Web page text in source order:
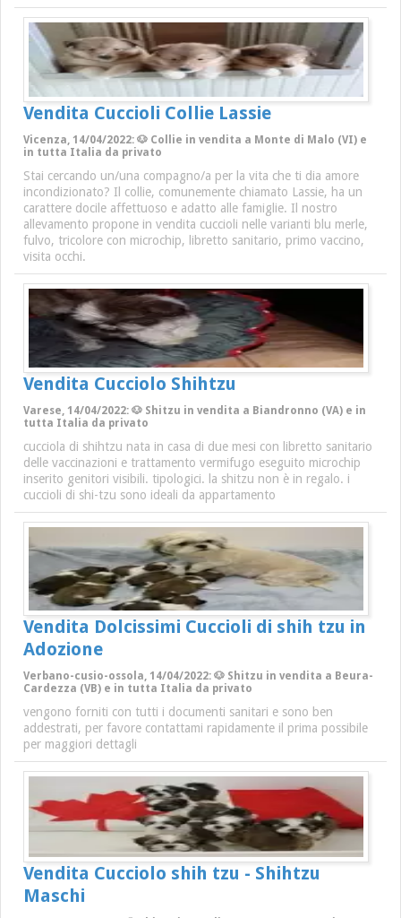
Vendita Cuccioli Collie Lassie
Vicenza, 14/04/2022: 🐶 Collie in vendita a Monte di Malo (VI) e
in tutta Italia da privato
Stai cercando un/una compagno/a per la vita che ti dia amore
incondizionato? Il collie, comunemente chiamato Lassie, ha un
carattere docile affettuoso e adatto alle famiglie. Il nostro
allevamento propone in vendita cuccioli nelle varianti blu merle,
fulvo, tricolore con microchip, libretto sanitario, primo vaccino,
visita occhi.
Vendita Cucciolo Shihtzu
Varese, 14/04/2022: 🐶 Shitzu in vendita a Biandronno (VA) e in
tutta Italia da privato
cucciola di shihtzu nata in casa di due mesi con libretto sanitario
delle vaccinazioni e trattamento vermifugo eseguito microchip
inserito genitori visibili. tipologici. la shitzu non è in regalo. i
cuccioli di shi-tzu sono ideali da appartamento
Vendita Dolcissimi Cuccioli di shih tzu in
Adozione
Verbano-cusio-ossola, 14/04/2022: 🐶 Shitzu in vendita a Beura-
Cardezza (VB) e in tutta Italia da privato
vengono forniti con tutti i documenti sanitari e sono ben
addestrati, per favore contattami rapidamente il prima possibile
per maggiori dettagli
Vendita Cucciolo shih tzu - Shihtzu
Maschi